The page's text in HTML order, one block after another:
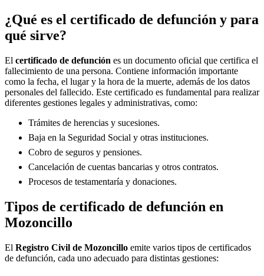
¿Qué es el certificado de defunción y para
qué sirve?
El certificado de defunción es un documento oficial que certifica el
fallecimiento de una persona. Contiene información importante
como la fecha, el lugar y la hora de la muerte, además de los datos
personales del fallecido. Este certificado es fundamental para realizar
diferentes gestiones legales y administrativas, como:
Trámites de herencias y sucesiones.
Baja en la Seguridad Social y otras instituciones.
Cobro de seguros y pensiones.
Cancelación de cuentas bancarias y otros contratos.
Procesos de testamentaría y donaciones.
Tipos de certificado de defunción en
Mozoncillo
El Registro Civil de Mozoncillo emite varios tipos de certificados
de defunción, cada uno adecuado para distintas gestiones: